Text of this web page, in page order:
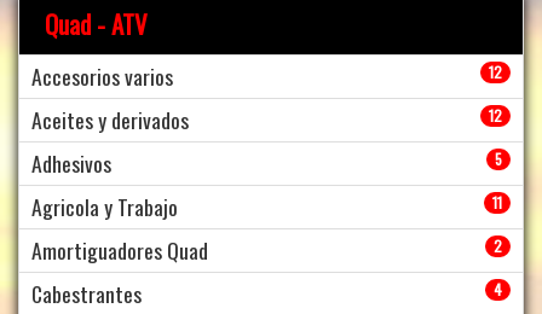
Quad - ATV
Accesorios varios 12
Aceites y derivados 12
Adhesivos 5
Agricola y Trabajo 11
Amortiguadores Quad 2
Cabestrantes 4